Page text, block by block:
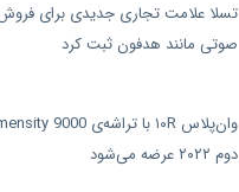
تسلا علامت تجاری جدیدی برای
صوتی مانند هدفون ثبت کرد
دوم ۲۰۲۲ عرضه می‌شود